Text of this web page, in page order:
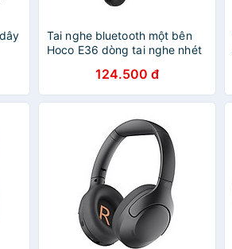
Tai nghe bluetooth một bên
Hoco E36 dòng tai nghe nhét
- Hàng chính hãng
124.500 đ